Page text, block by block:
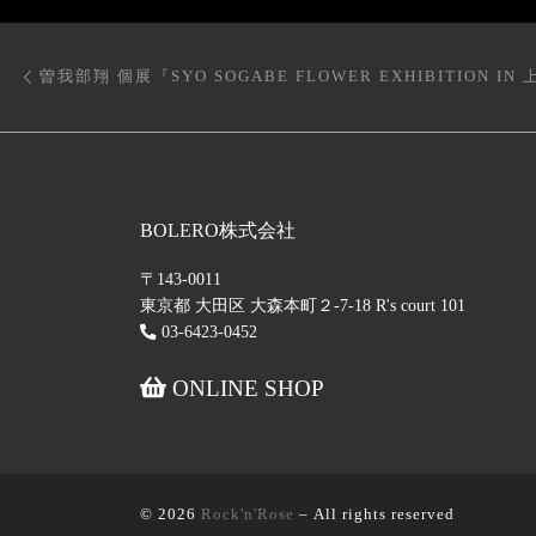
投稿ナビゲーション
BOLERO株式会社
〒143-0011
東京都 大田区 大森本町２-7-18 R's court 101
03-6423-0452
ONLINE SHOP
© 2026 Rock'n'Rose – All rights reserved